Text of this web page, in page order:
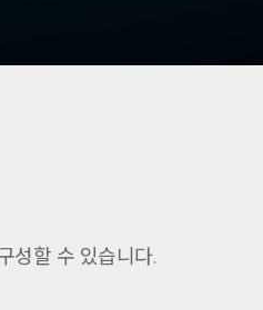
성할 수 있습니다.